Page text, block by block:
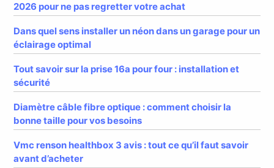
2026 pour ne pas regretter votre achat
Dans quel sens installer un néon dans un garage pour un
éclairage optimal
Tout savoir sur la prise 16a pour four : installation et
sécurité
Diamètre câble fibre optique : comment choisir la
bonne taille pour vos besoins
Vmc renson healthbox 3 avis : tout ce qu’il faut savoir
avant d’acheter